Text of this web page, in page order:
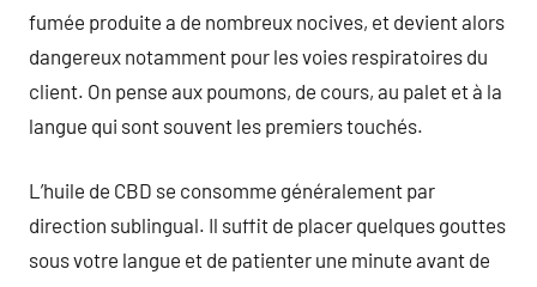
fumée produite a de nombreux nocives, et devient alors
dangereux notamment pour les voies respiratoires du
client. On pense aux poumons, de cours, au palet et à la
langue qui sont souvent les premiers touchés.
L’huile de CBD se consomme généralement par
direction sublingual. Il suffit de placer quelques gouttes
sous votre langue et de patienter une minute avant de